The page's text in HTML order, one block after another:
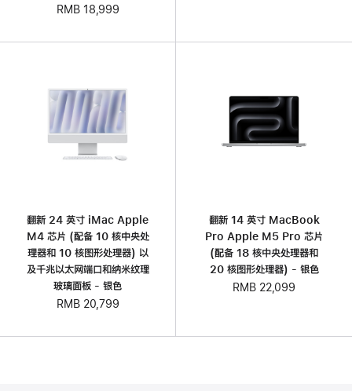
RMB 18,999
翻新 24 英寸 iMac Apple
M4 芯片 (配备 10 核中央处
理器和 10 核图形处理器) 以
及千兆以太网端口和纳米纹理
玻璃面板 - 银色
RMB 20,799
翻新 14 英寸 MacBook
Pro Apple M5 Pro 芯片
(配备 18 核中央处理器和
20 核图形处理器) - 银色
RMB 22,099